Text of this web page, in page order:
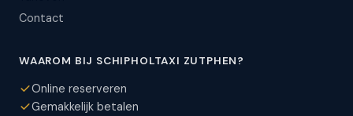
Contact
WAAROM BIJ SCHIPHOLTAXI ZUTPHEN?
Online reserveren
Gemakkelijk betalen